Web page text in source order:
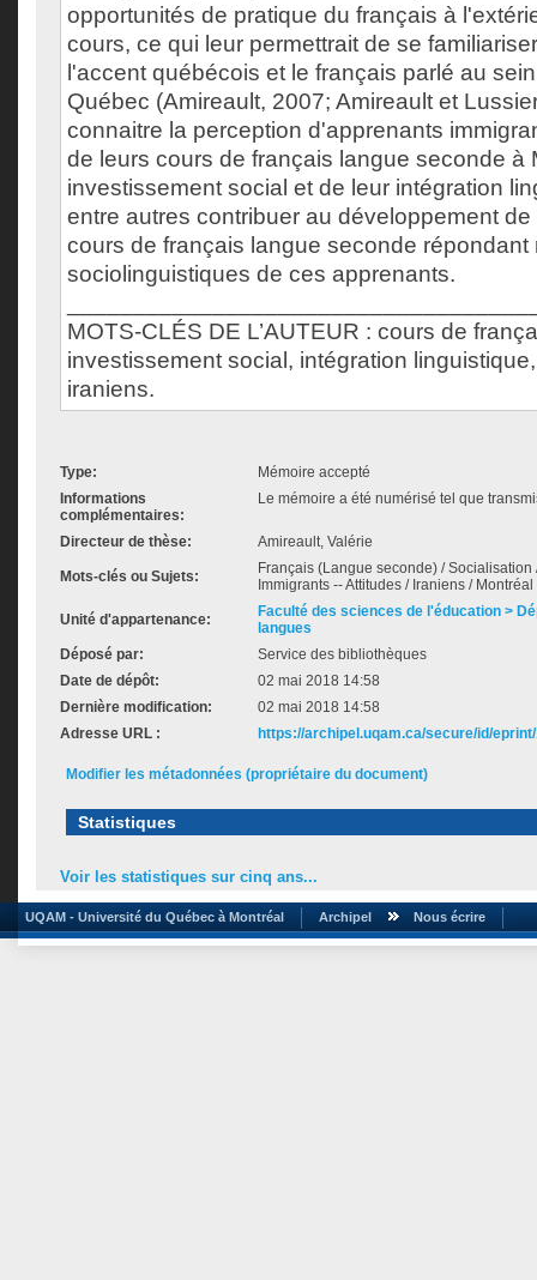
opportunités de pratique du français à
cours, ce qui leur permettrait de se
l'accent québécois et le français parlé au
Québec (Amireault, 2007; Amireault et
connaitre la perception d'apprenants
de leurs cours de français langue seconde à
investissement social et de leur intégration
entre autres contribuer au développement
cours de français langue seconde
sociolinguistiques de ces apprenants.
MOTS-CLÉS DE L’AUTEUR : cours de
investissement social, intégration
iraniens.
Type:
Mémoire accepté
Informations
complémentaires:
Le mémoire a été numérisé tel que
Directeur de thèse: Amireault, Valérie
Mots-clés ou Sujets:
Français (Langue seconde) /
Immigrants -- Attitudes / Iraniens / Montréal
Unité d'appartenance:
Faculté des sciences de l'éducation >
langues
Déposé par:
Service des bibliothèques
Date de dépôt:
02 mai 2018 14:58
Dernière modification:
02 mai 2018 14:58
Adresse URL :
https://archipel.uqam.ca/secure/id/eprint/
Modifier les métadonnées (propriétaire du document)
Statistiques
Voir les statistiques sur cinq ans...
UQAM - Université du Québec à Montréal Archipel Nous écrire